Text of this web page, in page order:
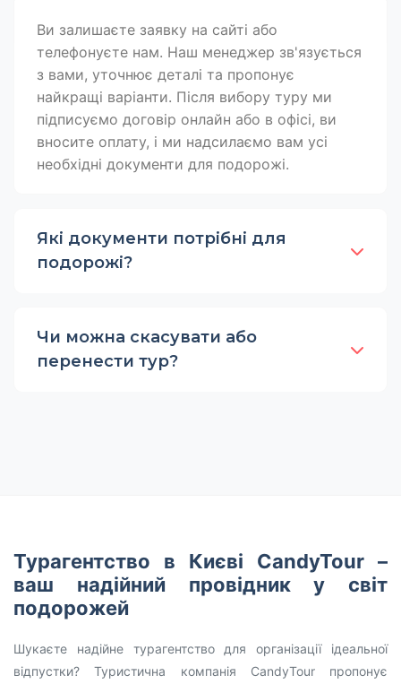
Ви залишаєте заявку на сайті або
телефонуєте нам. Наш менеджер зв'язується
з вами, уточнює деталі та пропонує
найкращі варіанти. Після вибору туру ми
підписуємо договір онлайн або в офісі, ви
вносите оплату, і ми надсилаємо вам усі
необхідні документи для подорожі.
Які документи потрібні для
подорожі?
Чи можна скасувати або
перенести тур?
Турагентство в Києві CandyTour –
ваш надійний провідник у світ
подорожей
Шукаєте надійне турагентство для організації ідеальної
відпустки? Туристична компанія CandyTour пропонує